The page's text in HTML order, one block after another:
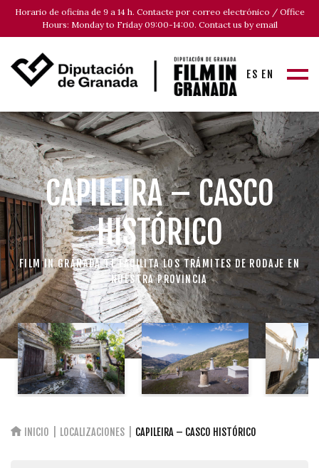
Horario de oficina de 9 a 14 h. Contacte por correo electrónico / Office
Hours: Monday to Friday 09:00-14:00. Contact us by email
ES EN
CAPILEIRA – CASCO
HISTÓRICO
FILM IN GRANADA TE FACILITA LOS TRÁMITES DE RODAJE EN
NUESTRA PROVINCIA
INICIO LOCALIZACIONES CAPILEIRA – CASCO HISTÓRICO